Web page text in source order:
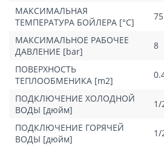
МАКСИМАЛЬНАЯ
ТЕМПЕРАТУРА БОЙЛЕРА [°C]
75
МАКСИМАЛЬНОЕ РАБОЧЕЕ
ДАВЛЕНИЕ [bar]
8
ПОВЕРХНОСТЬ
ТЕПЛООБМЕНИКА [m2]
ПОДКЛЮЧЕНИЕ ХОЛОДНОЙ
ВОДЫ [дюйм]
1/
ПОДКЛЮЧЕНИЕ ГОРЯЧЕЙ
ВОДЫ [дюйм]
1/